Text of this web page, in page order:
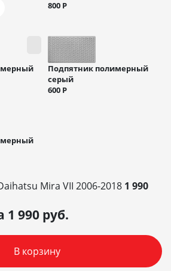
800 Р
Подпятник полимерный
серый
600 Р
Mira VII 2006-2018 1 990
1 990 руб.
В корзину